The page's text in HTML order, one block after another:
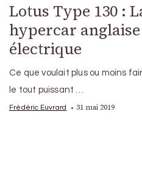
Lotus Type 130 :
hypercar
électrique
Ce que voulait plus ou moins
le tout puissant …
Frédéric Euvrard 31 mai 2019